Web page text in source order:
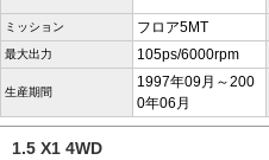
ミッション フロア5MT
最大出力 105ps/6000rpm
生産期間
1997年09月～200
0年06月
1.5 X1 4WD